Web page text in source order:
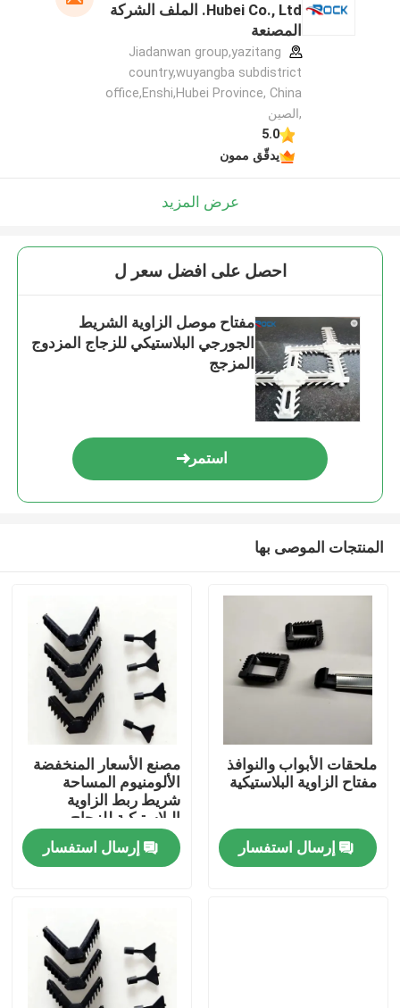
بيت
منتجات
Hubei Co., Ltd. الملف الشركة
المصنعة
Jiadanwan group,yazitang
country,wuyangba subdistrict
office,Enshi,Hubei Province, China
,الصين
5.0
يدقّق ممون
عرض المزيد
احصل على افضل سعر ل
مفتاح موصل الزاوية الشريط
الجورجي البلاستيكي للزجاج المزدوج
المزجج
استمر
المنتجات الموصى بها
ملحقات الأبواب والنوافذ
مفتاح الزاوية البلاستيكية
إرسال استفسار
مصنع الأسعار المنخفضة
الألومنيوم المساحة
شريط ربط الزاوية
البلاستيكية للزجاج
المزدوج الرصاص
إرسال استفسار